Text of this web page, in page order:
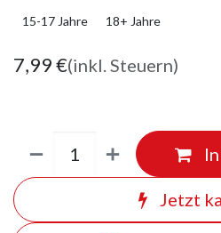
15-17 Jahre
18+ Jahre
7,99€(inkl. Steuern)
Jetzt